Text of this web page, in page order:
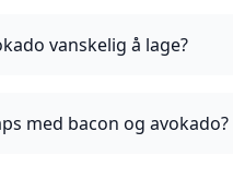
vanskelig å lage?
med bacon og avokado?